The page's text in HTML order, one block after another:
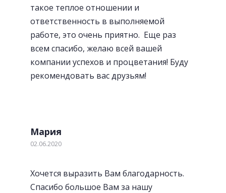
Удобные и стильные ручки
такое теплое отношении и
ответственность в выполняемой
работе, это очень приятно. Еще раз
всем спасибо, желаю всей вашей
компании успехов и процветания! Буду
рекомендовать вас друзьям!
Мария
02.06.2020
Хочется выразить Вам благодарность.
Спасибо большое Вам за нашу